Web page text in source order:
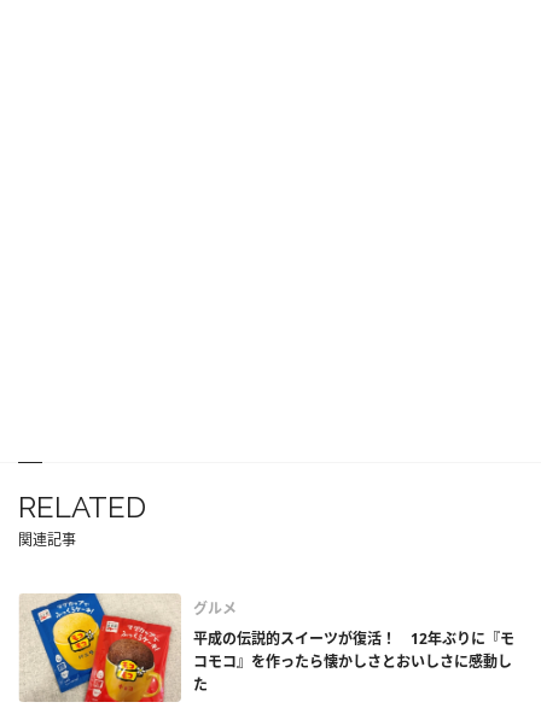
RELATED
関連記事
グルメ
平成の伝説的スイーツが復活！ 12年ぶりに『モ
コモコ』を作ったら懐かしさとおいしさに感動し
た